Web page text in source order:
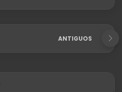
ANTIGUOS